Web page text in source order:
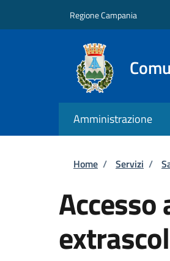
Regione Campania
Amministrazione
Briciole
Home / Servizi /